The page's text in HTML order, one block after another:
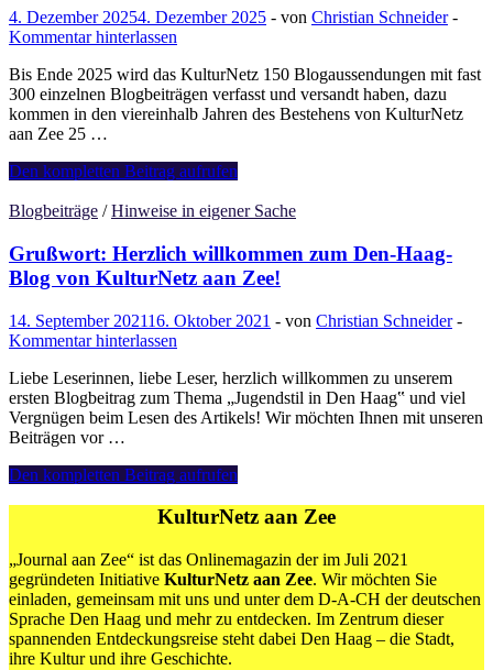
4. Dezember 20254. Dezember 2025 - von Christian Schneider-
Kommentar hinterlassen
Bis Ende 2025 wird das KulturNetz 150 Blogaussendungen mit fast
300 einzelnen Blogbeiträgen verfasst und versandt haben, dazu
kommen in den viereinhalb Jahren des Bestehens von KulturNetz
aan Zee 25 …
Den-
Blog
aan
Zee“:
Veränderter
der
Blogbeiträge
und
Rundbriefe
Den kompletten Beitrag aufrufen
Blogbeiträge /Hinweise in eigener Sache
Grußwort: Herzlich willkommen zum Den-Haag-
Blog von KulturNetz aan Zee!
14. September 202116. Oktober 2021 - von Christian Schneider-
Kommentar hinterlassen
Liebe Leserinnen, liebe Leser, herzlich willkommen zu unserem
ersten Blogbeitrag zum Thema „Jugendstil in Den Haag‟ und viel
Vergnügen beim Lesen des Artikels! Wir möchten Ihnen mit unseren
Beiträgen vor …
Grußwort:
Den-
Haag-
Blog
von
KulturNetz
aan
Den kompletten Beitrag aufrufen
KulturNetz aan Zee
„Journal aan Zee“ ist das Onlinemagazin der im Juli 2021
gegründeten Initiative KulturNetz aan Zee. Wir möchten Sie
einladen, gemeinsam mit uns und unter dem D-A-CH der deutschen
Sprache Den Haag und mehr zu entdecken. Im Zentrum dieser
spannenden Entdeckungsreise steht dabei Den Haag – die Stadt,
ihre Kultur und ihre Geschichte.